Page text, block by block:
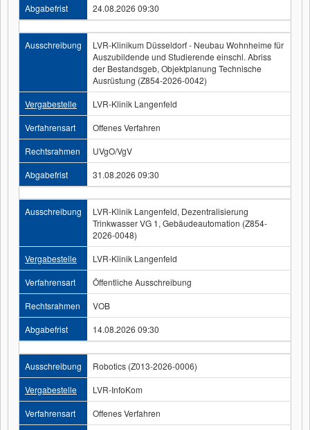
Abgabefrist 24.08.2026 09:30
Ausschreibung
LVR-Klinikum Düsseldorf - Neubau Wohnheime für
Auszubildende und Studierende einschl. Abriss
der Bestandsgeb, Objektplanung Technische
Ausrüstung (Z854-2026-0042)
Vergabestelle
LVR-Klinik Langenfeld
Verfahrensart
Offenes Verfahren
Rechtsrahmen
UVgO/VgV
Abgabefrist
31.08.2026 09:30
Ausschreibung
LVR-Klinik Langenfeld, Dezentralisierung
Trinkwasser VG 1, Gebäudeautomation (Z854-
2026-0048)
Vergabestelle
LVR-Klinik Langenfeld
Verfahrensart
Öffentliche Ausschreibung
Rechtsrahmen
VOB
Abgabefrist
14.08.2026 09:30
Ausschreibung
Robotics (Z013-2026-0006)
Vergabestelle
LVR-InfoKom
Verfahrensart
Offenes Verfahren